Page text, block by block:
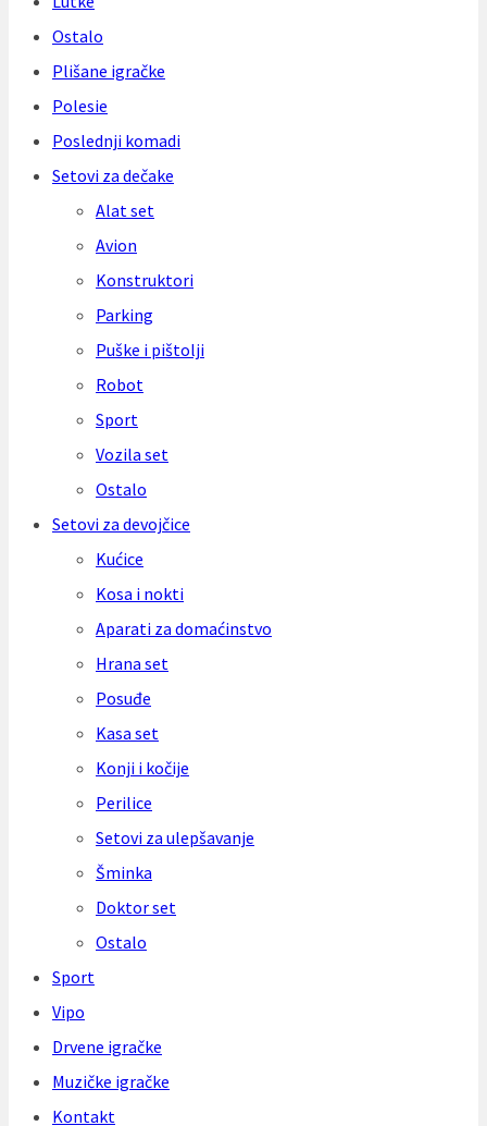
Ostalo
Plišane igračke
Polesie
Poslednji komadi
Setovi za dečake
Alat set
Avion
Konstruktori
Parking
Puške i pištolji
Robot
Sport
Vozila set
Ostalo
Setovi za devojčice
Kućice
Kosa i nokti
Aparati za domaćinstvo
Hrana set
Posuđe
Kasa set
Konji i kočije
Perilice
Setovi za ulepšavanje
Šminka
Doktor set
Ostalo
Sport
Vipo
Drvene igračke
Muzičke igračke
Kontakt